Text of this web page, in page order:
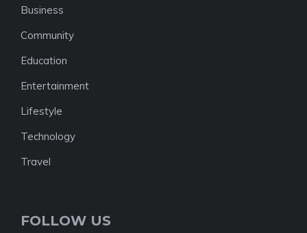
Business
Community
Education
Entertainment
Lifestyle
Technology
Travel
FOLLOW US